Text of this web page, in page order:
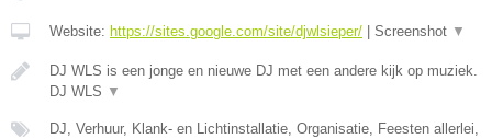
Website: https://sites.google.com/site/djwlsieper/ Screenshot ▼
DJ WLS is een jonge en nieuwe DJ met een andere kijk op muziek.
DJ WLS ▼
DJ, Verhuur, Klank- en Lichtinstallatie, Organisatie, Feesten allerlei,